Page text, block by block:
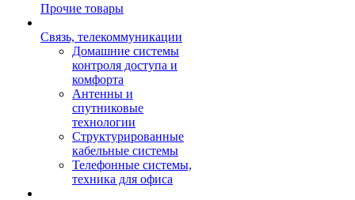
Прочие товары
Связь, телекоммуникации
Домашние системы
контроля доступа и
комфорта
Антенны и
спутниковые
технологии
Структурированные
кабельные системы
Телефонные системы,
техника для офиса